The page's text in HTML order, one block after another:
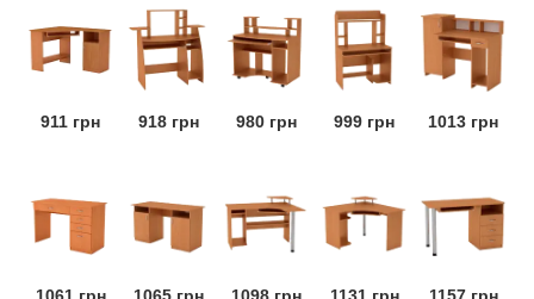
911 грн 918 грн 980 грн 999 грн 1013 грн